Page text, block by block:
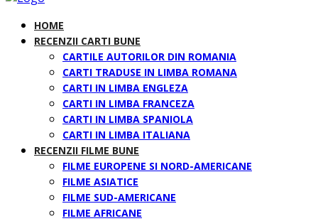
HOME
RECENZII CARTI BUNE
CARTILE AUTORILOR DIN ROMANIA
CARTI TRADUSE IN LIMBA ROMANA
CARTI IN LIMBA ENGLEZA
CARTI IN LIMBA FRANCEZA
CARTI IN LIMBA SPANIOLA
CARTI IN LIMBA ITALIANA
RECENZII FILME BUNE
FILME EUROPENE SI NORD-AMERICANE
FILME ASIATICE
FILME SUD-AMERICANE
FILME AFRICANE